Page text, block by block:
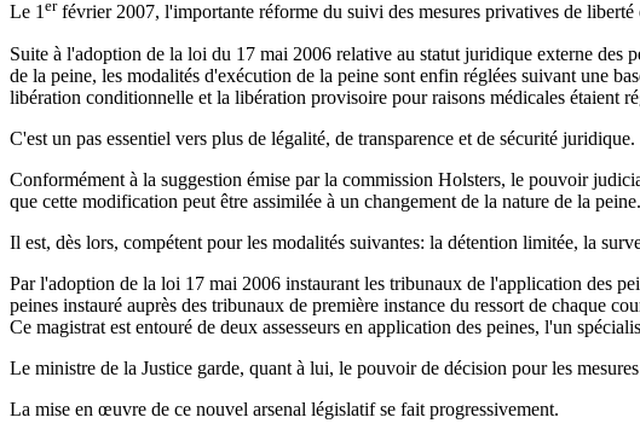
Le 1erfévrier 2007, l'importante réforme du suivi des mesures privatives de
Suite à l'adoption de la loi du 17 mai 2006 relative au statut juridique externe des
de la peine, les modalités d'exécution de la peine sont enfin réglées suivant une
libération conditionnelle et la libération provisoire pour raisons médicales étaient
C'est un pas essentiel vers plus de légalité, de transparence et de sécurité juridique.
Conformément à la suggestion émise par la commission Holsters, le pouvoir
que cette modification peut être assimilée à un changement de la nature de la peine.
Il est, dès lors, compétent pour les modalités suivantes: la détention limitée, la
Par l'adoption de la loi 17 mai 2006 instaurant les tribunaux de l'application des
peines instauré auprès des tribunaux de première instance du ressort de chaque
Ce magistrat est entouré de deux assesseurs en application des peines, l'un
Le ministre de la Justice garde, quant à lui, le pouvoir de décision pour les
La mise en œuvre de ce nouvel arsenal législatif se fait progressivement.